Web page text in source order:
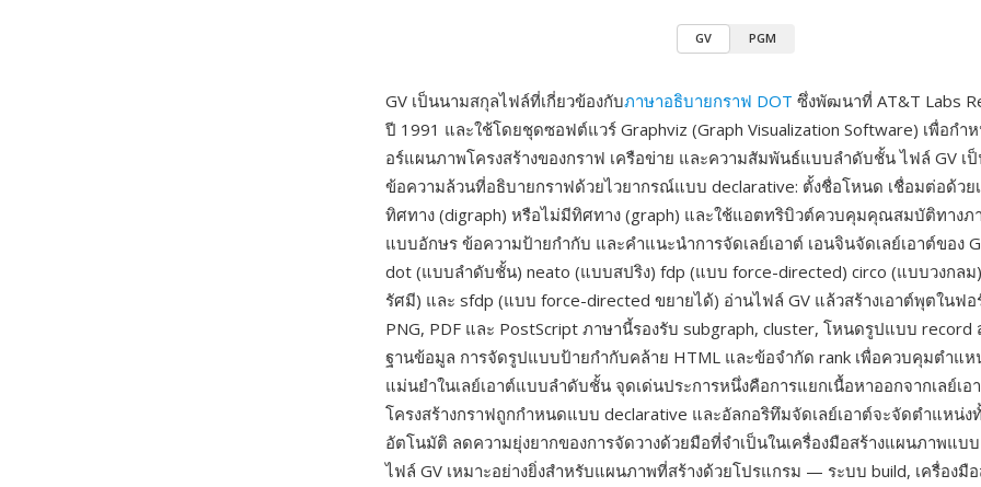
GV PGM
GV เป็นนามสกุลไฟล์ที่เกี่ยวข้องกับภาษาอธิบายกราฟ DOT ซึ่งพัฒนาที่ AT&T Labs
ปี 1991 และใช้โดยชุดซอฟต์แวร์ Graphviz (Graph Visualization Software) เพื่อกำ
อร์แผนภาพโครงสร้างของกราฟ เครือข่าย และความสัมพันธ์แบบลำดับชั้น ไฟล์ GV เป็
ข้อความล้วนที่อธิบายกราฟด้วยไวยากรณ์แบบ declarative: ตั้งชื่อโหนด เชื่อมต่อด้วย
ทิศทาง (digraph) หรือไม่มีทิศทาง (graph) และใช้แอตทริบิวต์ควบคุมคุณสมบัติทางภ
แบบอักษร ข้อความป้ายกำกับ และคำแนะนำการจัดเลย์เอาต์ เอนจินจัดเลย์เอาต์ของ
dot (แบบลำดับชั้น) neato (แบบสปริง) fdp (แบบ force-directed) circo (แบบวงกล
รัศมี) และ sfdp (แบบ force-directed ขยายได้) อ่านไฟล์ GV แล้วสร้างเอาต์พุตในฟอ
PNG, PDF และ PostScript ภาษานี้รองรับ subgraph, cluster, โหนดรูปแบบ record
ฐานข้อมูล การจัดรูปแบบป้ายกำกับคล้าย HTML และข้อจำกัด rank เพื่อควบคุมตำแห
แม่นยำในเลย์เอาต์แบบลำดับชั้น จุดเด่นประการหนึ่งคือการแยกเนื้อหาออกจากเลย์เ
โครงสร้างกราฟถูกกำหนดแบบ declarative และอัลกอริทึมจัดเลย์เอาต์จะจัดตำแหน่ง
อัตโนมัติ ลดความยุ่งยากของการจัดวางด้วยมือที่จำเป็นในเครื่องมือสร้างแผนภาพแบ
ไฟล์ GV เหมาะอย่างยิ่งสำหรับแผนภาพที่สร้างด้วยโปรแกรม — ระบบ build, เครื่องมือ